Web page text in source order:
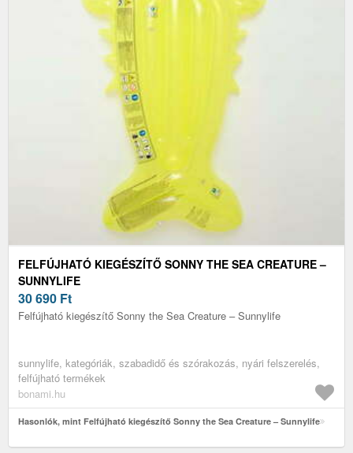
FELFÚJHATÓ KIEGÉSZÍTŐ SONNY THE SEA CREATURE –
SUNNYLIFE
30 690 Ft
Felfújható kiegészítő Sonny the Sea Creature – Sunnylife
sunnylife, kategóriák, szabadidő és szórakozás, nyári felszerelés,
felfújható termékek
bonami.hu
Hasonlók, mint Felfújható kiegészítő Sonny the Sea Creature – Sunnylife